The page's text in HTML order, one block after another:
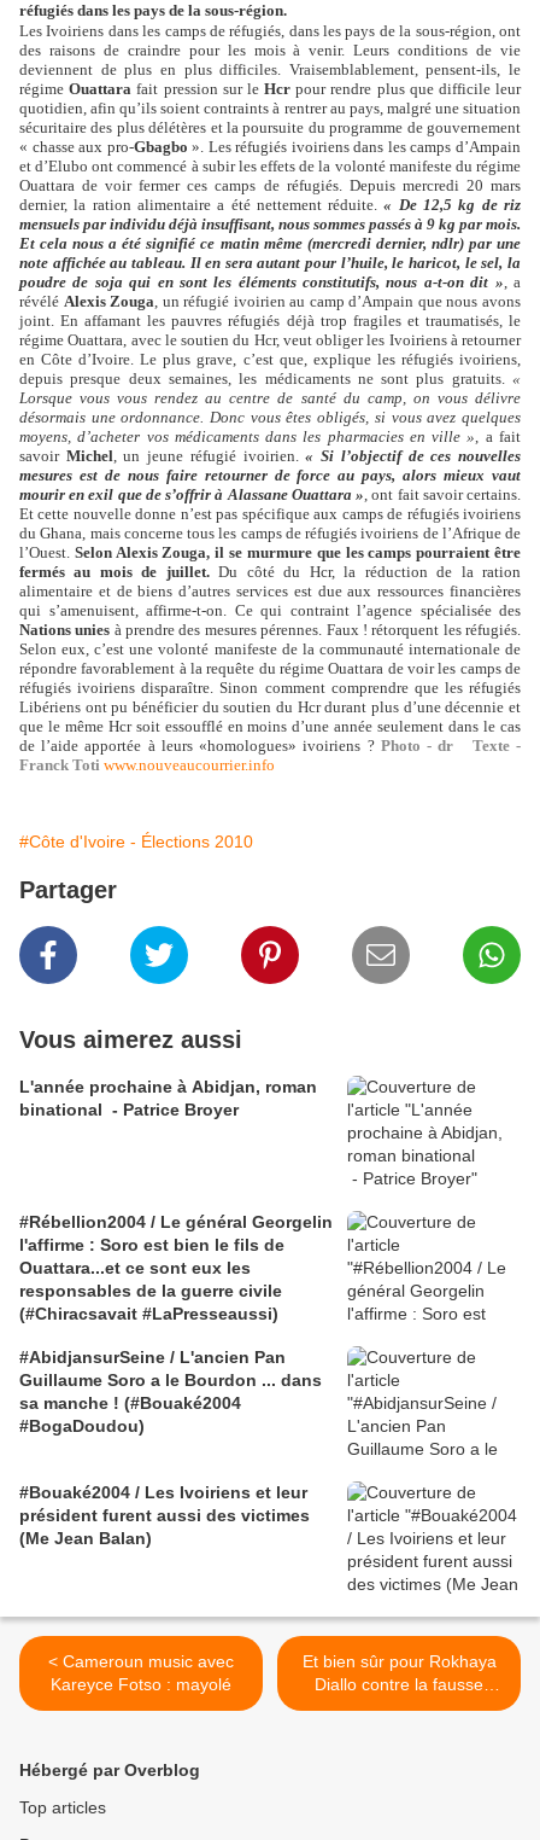
réfugiés dans les pays de la sous-région.
Les Ivoiriens dans les camps de réfugiés, dans les pays de la sous-région, ont
des raisons de craindre pour les mois à venir. Leurs conditions de vie
deviennent de plus en plus difficiles. Vraisemblablement, pensent-ils, le
régimeOuattara fait pression sur leHcr pour rendre plus que difficile leur
quotidien, afin qu’ils soient contraints à rentrer au pays, malgré une situation
sécuritaire des plus délétères et la poursuite du programme de gouvernement
« chasse aux pro-Gbagbo ». Les réfugiés ivoiriens dans les camps d’Ampain
et d’Elubo ont commencé à subir les effets de la volonté manifeste du régime
Ouattara de voir fermer ces camps de réfugiés. Depuis mercredi 20 mars
dernier, la ration alimentaire a été nettement réduite.« De 12,5 kg de riz
mensuels par individu déjà insuffisant, nous sommes passés à 9 kg par mois.
Et cela nous a été signifié ce matin même (mercredi dernier, ndlr) par une
note affichée au tableau. Il en sera autant pour l’huile, le haricot, le sel, la
poudre de soja qui en sont les éléments constitutifs, nous a-t-on dit », a
révélé Alexis Zouga, un réfugié ivoirien au camp d’Ampain que nous avons
joint. En affamant les pauvres réfugiés déjà trop fragiles et traumatisés, le
régime Ouattara, avec le soutien du Hcr, veut obliger les Ivoiriens à retourner
en Côte d’Ivoire. Le plus grave, c’est que, explique les réfugiés ivoiriens,
depuis presque deux semaines, les médicaments ne sont plus gratuits. «
Lorsque vous vous rendez au centre de santé du camp, on vous délivre
désormais une ordonnance. Donc vous êtes obligés, si vous avez quelques
moyens, d’acheter vos médicaments dans les pharmacies en ville », a fait
savoir Michel, un jeune réfugié ivoirien.« Si l’objectif de ces nouvelles
mesures est de nous faire retourner de force au pays, alors mieux vaut
mourir en exil que de s’offrir à Alassane Ouattara », ont fait savoir certains.
Et cette nouvelle donne n’est pas spécifique aux camps de réfugiés ivoiriens
du Ghana, mais concerne tous les camps de réfugiés ivoiriens de l’Afrique de
l’Ouest. Selon Alexis Zouga, il se murmure que les camps pourraient être
fermés au mois de juillet.Du côté du Hcr, la réduction de la ration
alimentaire et de biens d’autres services est due aux ressources financières
qui s’amenuisent, affirme-t-on. Ce qui contraint l’agence spécialisée des
Nations unies à prendre des mesures pérennes. Faux ! rétorquent les réfugiés.
Selon eux, c’est une volonté manifeste de la communauté internationale de
répondre favorablement à la requête du régime Ouattara de voir les camps de
réfugiés ivoiriens disparaître. Sinon comment comprendre que les réfugiés
Libériens ont pu bénéficier du soutien du Hcr durant plus d’une décennie et
que le même Hcr soit essoufflé en moins d’une année seulement dans le cas
de l’aide apportée à leurs «homologues» ivoiriens ? Photo - dr Texte -
Franck Toti www.nouveaucourrier.info
#Côte d'Ivoire - Élections 2010
Partager
Vous aimerez aussi
L'année prochaine à Abidjan, roman
binational - Patrice Broyer
#Rébellion2004 / Le général Georgelin
l'affirme : Soro est bien le fils de
Ouattara...et ce sont eux les
responsables de la guerre civile
(#Chiracsavait #LaPresseaussi)
#AbidjansurSeine / L'ancien Pan
Guillaume Soro a le Bourdon ... dans
sa manche ! (#Bouaké2004
#BogaDoudou)
#Bouaké2004 / Les Ivoiriens et leur
président furent aussi des victimes
(Me Jean Balan)
< Cameroun music avec
Kareyce Fotso : mayolé
Et bien sûr pour Rokhaya
Diallo contre la fausse
sceptique et vrai néo-con
Hébergé par Overblog
Top articles